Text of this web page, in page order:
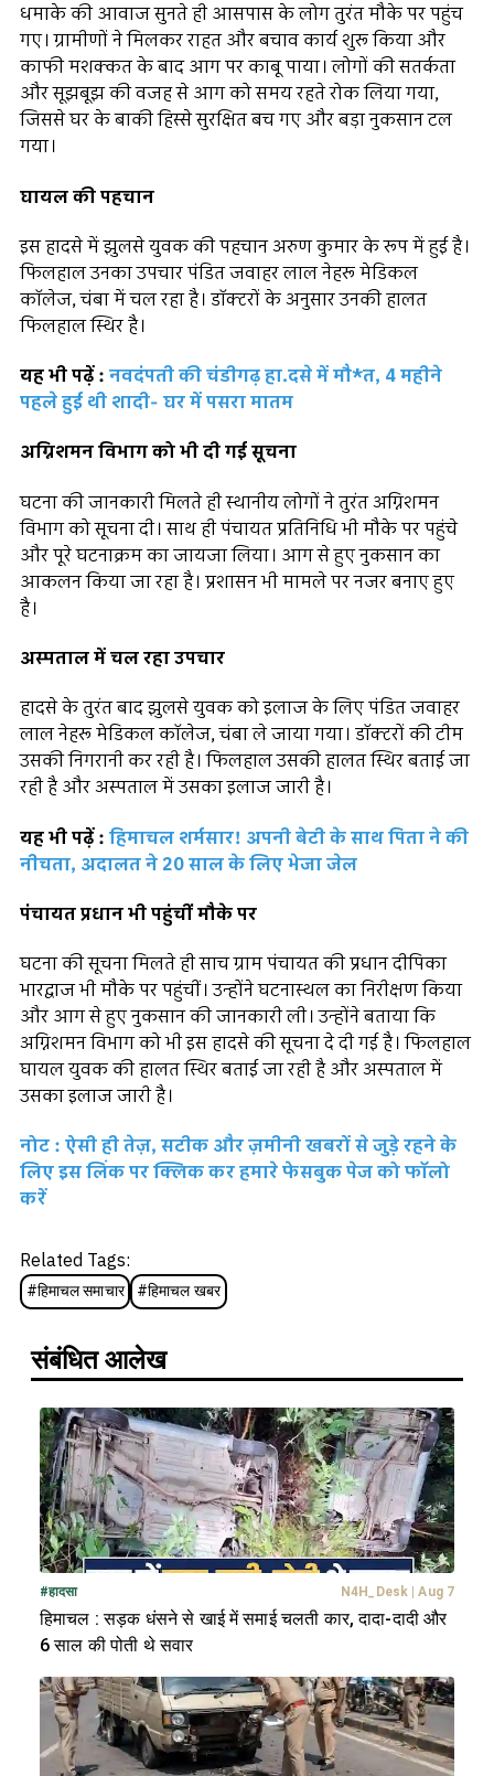
धमाके की आवाज सुनते ही आसपास के लोग तुरंत मौके पर पहुंच
गए। ग्रामीणों ने मिलकर राहत और बचाव कार्य शुरू किया और
काफी मशक्कत के बाद आग पर काबू पाया। लोगों की सतर्कता
और सूझबूझ की वजह से आग को समय रहते रोक लिया गया,
जिससे घर के बाकी हिस्से सुरक्षित बच गए और बड़ा नुकसान टल
गया।
घायल की पहचान
इस हादसे में झुलसे युवक की पहचान अरुण कुमार के रूप में हुई है।
फिलहाल उनका उपचार पंडित जवाहर लाल नेहरू मेडिकल
कॉलेज, चंबा में चल रहा है। डॉक्टरों के अनुसार उनकी हालत
फिलहाल स्थिर है।
यह भी पढ़ें : नवदंपती की चंडीगढ़ हा.दसे में मौ*त, 4 महीने
पहले हुई थी शादी- घर में पसरा मातम
अग्निशमन विभाग को भी दी गई सूचना
घटना की जानकारी मिलते ही स्थानीय लोगों ने तुरंत अग्निशमन
विभाग को सूचना दी। साथ ही पंचायत प्रतिनिधि भी मौके पर पहुंचे
और पूरे घटनाक्रम का जायजा लिया। आग से हुए नुकसान का
आकलन किया जा रहा है। प्रशासन भी मामले पर नजर बनाए हुए
है।
अस्पताल में चल रहा उपचार
हादसे के तुरंत बाद झुलसे युवक को इलाज के लिए पंडित जवाहर
लाल नेहरू मेडिकल कॉलेज, चंबा ले जाया गया। डॉक्टरों की टीम
उसकी निगरानी कर रही है। फिलहाल उसकी हालत स्थिर बताई जा
रही है और अस्पताल में उसका इलाज जारी है।
यह भी पढ़ें : हिमाचल शर्मसार! अपनी बेटी के साथ पिता ने की
नीचता, अदालत ने 20 साल के लिए भेजा जेल
पंचायत प्रधान भी पहुंचीं मौके पर
घटना की सूचना मिलते ही साच ग्राम पंचायत की प्रधान दीपिका
भारद्वाज भी मौके पर पहुंचीं। उन्होंने घटनास्थल का निरीक्षण किया
और आग से हुए नुकसान की जानकारी ली। उन्होंने बताया कि
अग्निशमन विभाग को भी इस हादसे की सूचना दे दी गई है। फिलहाल
घायल युवक की हालत स्थिर बताई जा रही है और अस्पताल में
उसका इलाज जारी है।
नोट : ऐसी ही तेज़, सटीक और ज़मीनी खबरों से जुड़े रहने के
लिए इस लिंक पर क्लिक कर हमारे फेसबुक पेज को फॉलो
करें
Related Tags:
#हिमाचल समाचार #हिमाचल खबर
संबंधित आलेख
#हादसा N4H_Desk | Aug 7
हिमाचल : सड़क धंसने से खाई में समाई चलती कार, दादा-दादी और
6 साल की पोती थे सवार